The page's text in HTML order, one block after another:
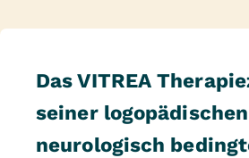
Das VITREA
seiner
neurologisch